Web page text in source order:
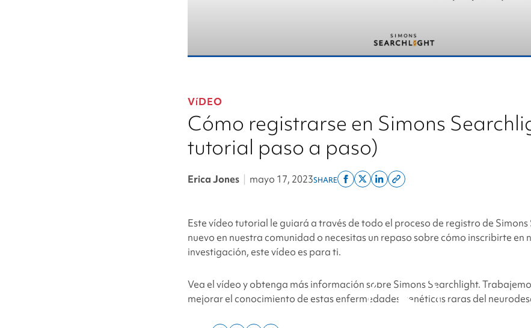
VíDEO
Cómo registrarse en Simons
tutorial paso a paso)
Erica Jones mayo 17, 2023SHARE
Share
facebook
Share
x
Share
linkedin
Copy
link
Este vídeo tutorial le guiará a través de todo el proceso de registro de
nuevo en nuestra comunidad o necesitas un repaso sobre cómo inscribirte en
investigación, este vídeo es para ti.
Vea el vídeo y obtenga más información sobre Simons Searchlight.
mejorar el conocimiento de estas enfermedades genéticas raras del